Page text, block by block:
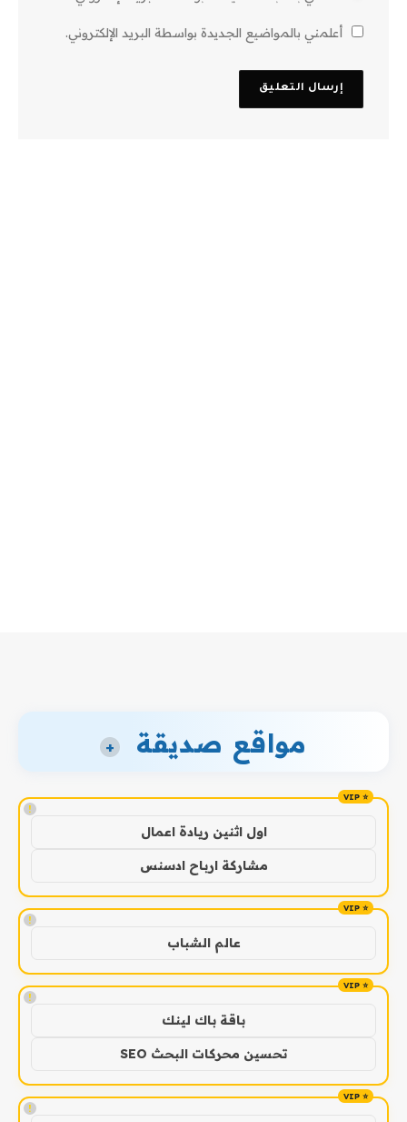
أعلمني بالمواضيع الجديدة بواسطة البريد الإلكتروني.
مواقع صديقة +
!
اول اثنين ريادة اعمال
مشاركة ارباح ادسنس
!
عالم الشباب
!
باقة باك لينك
تحسين محركات البحث SEO
!